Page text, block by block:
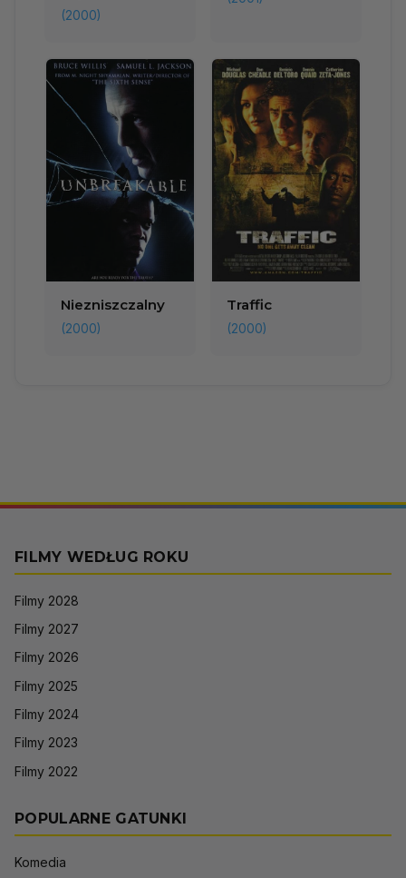
(2000)
Niezniszczalny
(2000)
Traffic
(2000)
FILMY WEDŁUG ROKU
Filmy 2028
Filmy 2027
Filmy 2026
Filmy 2025
Filmy 2024
Filmy 2023
Filmy 2022
POPULARNE GATUNKI
Komedia